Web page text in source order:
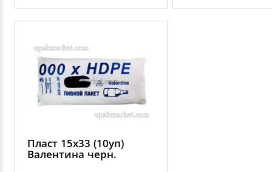
Пласт 15х33 (10уп)
Валентина черн.